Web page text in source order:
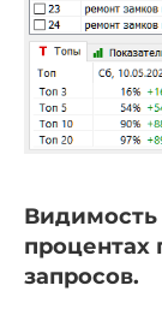
Видимость
процентах
запросов.